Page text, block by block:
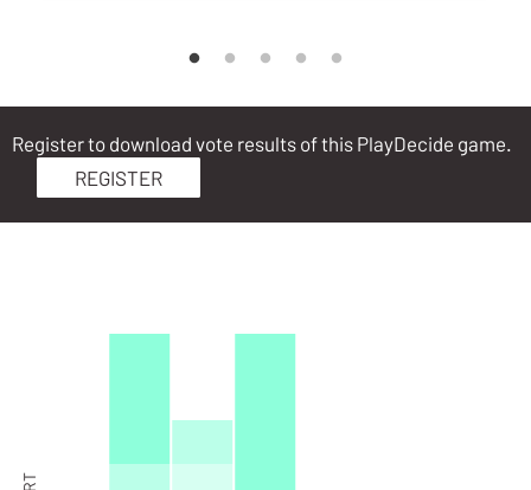
Register to download vote results of this PlayDecide game.
REGISTER